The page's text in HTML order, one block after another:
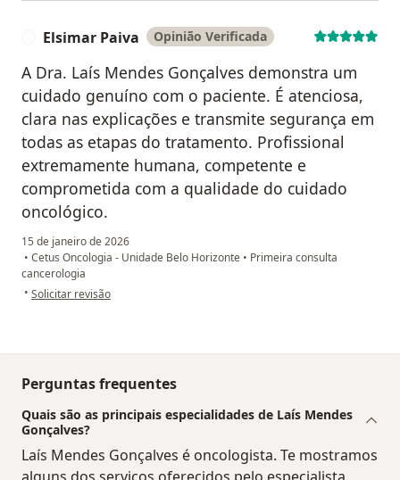
Elsimar Paiva Opinião Verificada
A Dra. Laís Mendes Gonçalves demonstra um
cuidado genuíno com o paciente. É atenciosa,
clara nas explicações e transmite segurança em
todas as etapas do tratamento. Profissional
extremamente humana, competente e
comprometida com a qualidade do cuidado
oncológico.
15 de janeiro de 2026
• Cetus Oncologia - Unidade Belo Horizonte • Primeira consulta
cancerologia
• na opinião do utilizador Elsimar Paiva
Solicitar revisão
Perguntas frequentes
Quais são as principais especialidades de Laís Mendes
Gonçalves?
Laís Mendes Gonçalves é oncologista. Te mostramos